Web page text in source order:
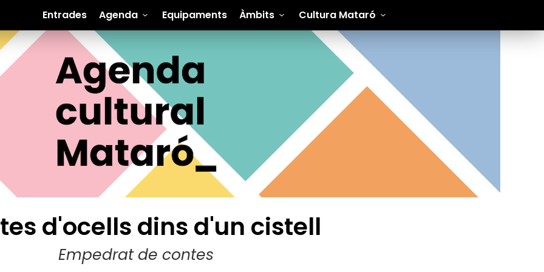
Entrades Agenda Equipaments Àmbits Cultura Mataró
d'ocells dins d'un cistell
Empedrat de contes